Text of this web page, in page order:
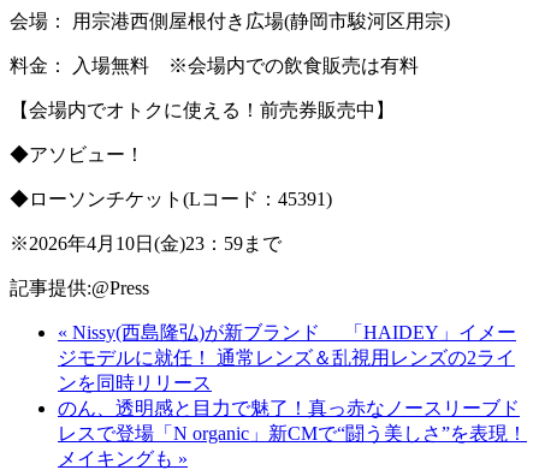
会場： 用宗港西側屋根付き広場(静岡市駿河区用宗)
料金： 入場無料 ※会場内での飲食販売は有料
【会場内でオトクに使える！前売券販売中】
◆アソビュー！
◆ローソンチケット(Lコード：45391)
※2026年4月10日(金)23：59まで
記事提供:@Press
« Nissy(西島隆弘)が新ブランド 「HAIDEY」イメー
ジモデルに就任！ 通常レンズ＆乱視用レンズの2ライ
ンを同時リリース
のん、透明感と目力で魅了！真っ赤なノースリーブド
レスで登場「N organic」新CMで“闘う美しさ”を表現！
メイキングも »